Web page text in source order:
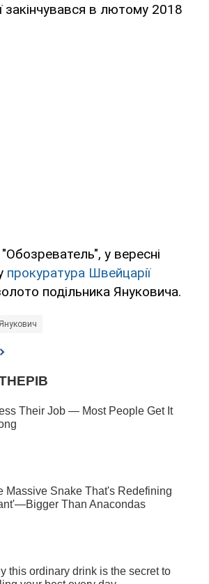
закінчувався в лютому 2018
у вересні
прокуратура Швейцарії
подільника Януковича.